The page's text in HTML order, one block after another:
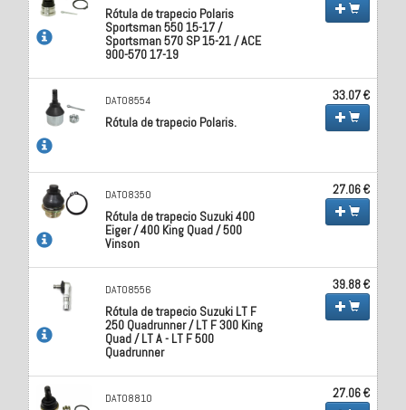
Rótula de trapecio Polaris
Sportsman 550 15-17 /
Sportsman 570 SP 15-21 / ACE
900-570 17-19
DAT08554
Rótula de trapecio Polaris.
33.07 €
DAT08350
Rótula de trapecio Suzuki 400
Eiger / 400 King Quad / 500
Vinson
27.06 €
DAT08556
Rótula de trapecio Suzuki LT F
250 Quadrunner / LT F 300 King
Quad / LT A - LT F 500
Quadrunner
39.88 €
DAT08810 27.06 €